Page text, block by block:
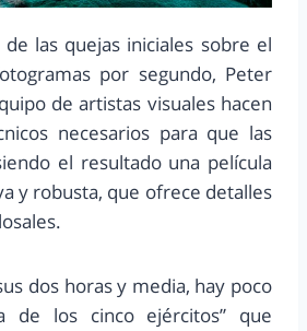
de las quejas iniciales sobre el
por segundo, Peter
de artistas visuales hacen
necesarios para que las
el resultado una película
y robusta, que ofrece detalles
dos horas y media, hay poco
de los cinco ejércitos” que